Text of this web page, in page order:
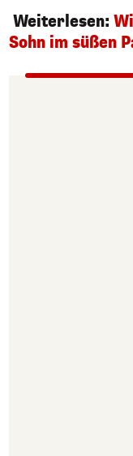
Weiterlesen:
Sohn im süßen